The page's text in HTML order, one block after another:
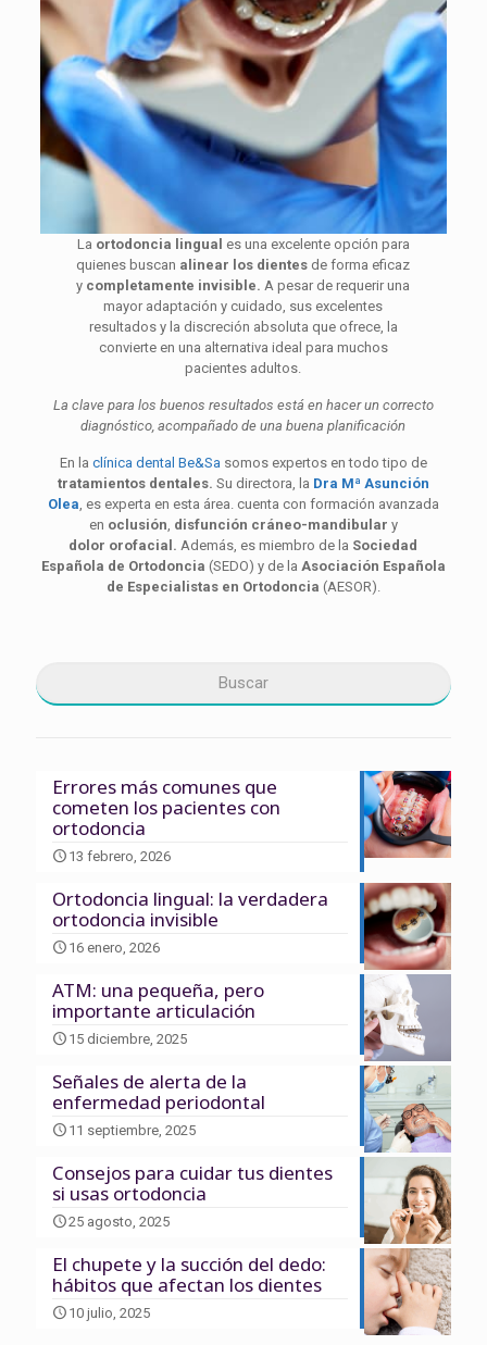
La ortodoncia lingual es una excelente opción para
quienes buscan alinear los dientes de forma eficaz
y completamente invisible. A pesar de requerir una
mayor adaptación y cuidado, sus excelentes
resultados y la discreción absoluta que ofrece, la
convierte en una alternativa ideal para muchos
pacientes adultos.
La clave para los buenos resultados está en hacer un correcto
diagnóstico, acompañado de una buena planificación
En la clínica dental Be&Sa somos expertos en todo tipo de
tratamientos dentales. Su directora, la Dra Mª Asunción
Olea, es experta en esta área. cuenta con formación avanzada
en oclusión, disfunción cráneo-mandibular y
dolor orofacial. Además, es miembro de la Sociedad
Española de Ortodoncia (SEDO) y de la Asociación Española
de Especialistas en Ortodoncia (AESOR).
Errores más comunes que
cometen los pacientes con
ortodoncia
13 febrero, 2026
Ortodoncia lingual: la verdadera
ortodoncia invisible
16 enero, 2026
ATM: una pequeña, pero
importante articulación
15 diciembre, 2025
Señales de alerta de la
enfermedad periodontal
11 septiembre, 2025
Consejos para cuidar tus dientes
si usas ortodoncia
25 agosto, 2025
El chupete y la succión del dedo:
hábitos que afectan los dientes
10 julio, 2025